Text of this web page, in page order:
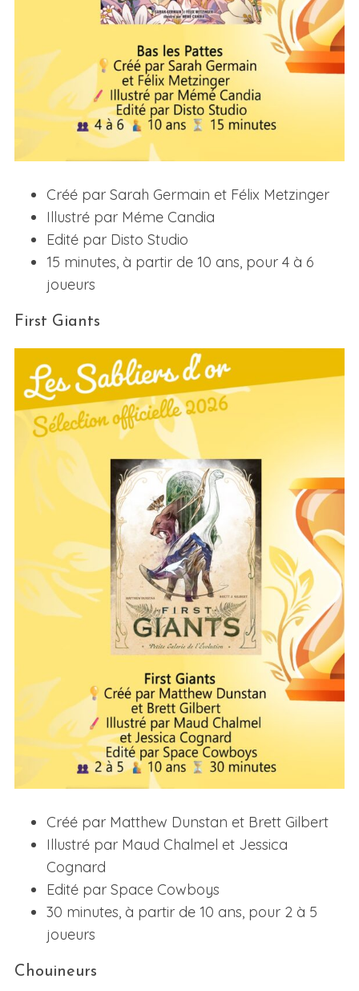
Créé par Sarah Germain et Félix Metzinger
Illustré par Méme Candia
Edité par Disto Studio
15 minutes, à partir de 10 ans, pour 4 à 6
joueurs
First Giants
Créé par Matthew Dunstan et Brett Gilbert
Illustré par Maud Chalmel et Jessica
Cognard
Edité par Space Cowboys
30 minutes, à partir de 10 ans, pour 2 à 5
joueurs
Chouineurs